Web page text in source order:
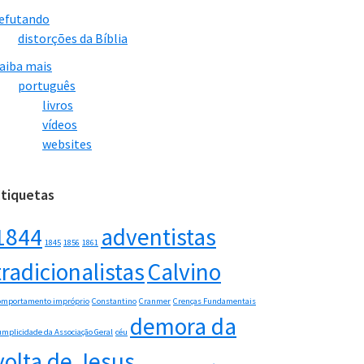
distorções da Bíblia
mais
português
livros
vídeos
websites
1845 1856 1861 adventistas
Calvino
impróprio Constantino Cranmer Crenças Fundamentais
da Associação Geral céu demora da